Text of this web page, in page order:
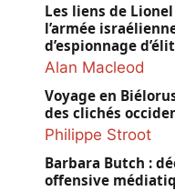
Les liens de
l’armée
d’espionnage
Alan Macleod
Voyage en
des clichés
Philippe Stroot
Barbara Butch :
offensive